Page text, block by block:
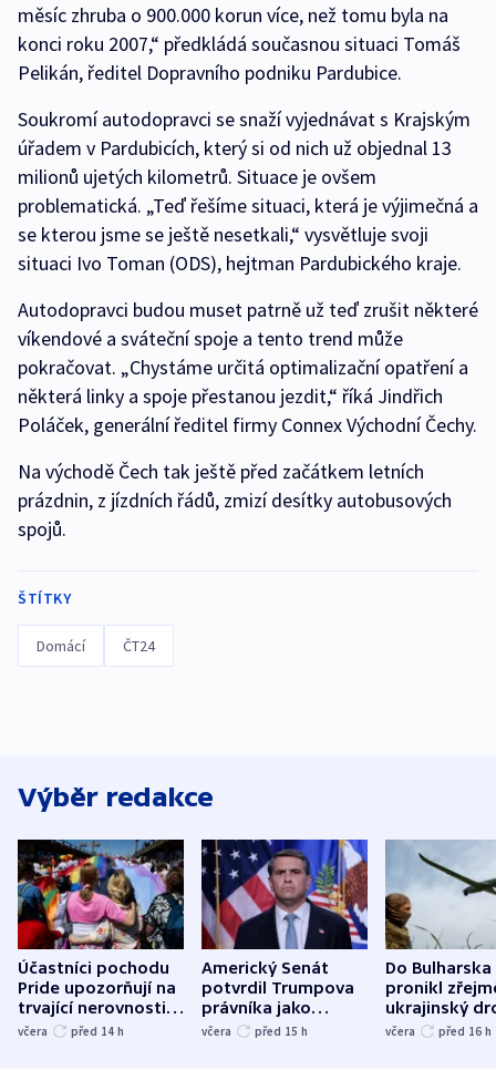
měsíc zhruba o 900.000 korun více, než tomu byla na
konci roku 2007,“ předkládá současnou situaci Tomáš
Pelikán, ředitel Dopravního podniku Pardubice.
Soukromí autodopravci se snaží vyjednávat s Krajským
úřadem v Pardubicích, který si od nich už objednal 13
milionů ujetých kilometrů. Situace je ovšem
problematická. „Teď řešíme situaci, která je výjimečná a
se kterou jsme se ještě nesetkali,“ vysvětluje svoji
situaci Ivo Toman (ODS), hejtman Pardubického kraje.
Autodopravci budou muset patrně už teď zrušit některé
víkendové a sváteční spoje a tento trend může
pokračovat. „Chystáme určitá optimalizační opatření a
některá linky a spoje přestanou jezdit,“ říká Jindřich
Poláček, generální ředitel firmy Connex Východní Čechy.
Na východě Čech tak ještě před začátkem letních
prázdnin, z jízdních řádů, zmizí desítky autobusových
spojů.
ŠTÍTKY
Domácí ČT24
Výběr redakce
Účastníci pochodu
Pride upozorňují na
trvající nerovnosti i
společenskou
včera před 14 h
Americký Senát
potvrdil Trumpova
právníka jako
ministra
včera před 15 h
Do Bulharska
pronikl
ukrajinský
explodoval
včera před 16 h